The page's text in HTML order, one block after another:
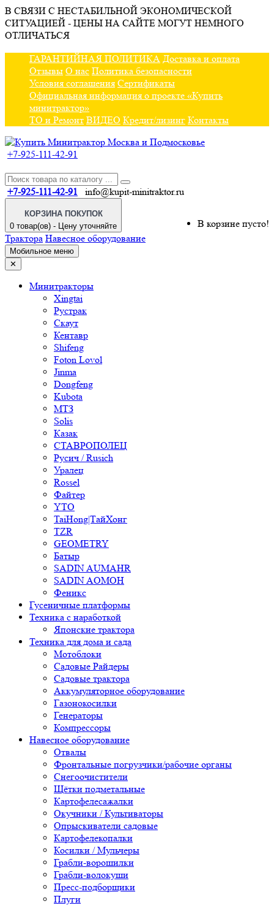
В СВЯЗИ С НЕСТАБИЛЬНОЙ ЭКОНОМИЧЕСКОЙ
СИТУАЦИЕЙ - ЦЕНЫ НА САЙТЕ МОГУТ НЕМНОГО
ОТЛИЧАТЬСЯ
ГАРАНТИЙНАЯ ПОЛИТИКА Доставка и оплата
Отзывы О нас Политика безопасности
Условия соглашения Сертификаты
Официальная информация о проекте «Купить
минитрактор»
ТО и Ремонт ВИДЕО Кредит/лизинг Контакты
+7-925-111-42-91
+7-925-111-42-91 info@kupit-minitraktor.ru
КОРЗИНА ПОКУПОК
0 товар(ов) - Цену уточняйте
В корзине пусто!
Трактора Навесное оборудование
Мобильное меню
✕
Минитракторы
Xingtai
Рустрак
Скаут
Кентавр
Shifeng
Foton Lovol
Jinma
Dongfeng
Kubota
МТЗ
Solis
Казак
СТАВРОПОЛЕЦ
Русич / Rusich
Уралец
Rossel
Файтер
YTO
TaiHong|ТайХонг
TZR
GEOMETRY
Батыр
SADIN AUMAHR
SADIN AOMOH
Феникс
Гусеничные платформы
Техника с наработкой
Японские трактора
Техника для дома и сада
Мотоблоки
Садовые Райдеры
Садовые трактора
Аккумуляторное оборудование
Газонокосилки
Генераторы
Компрессоры
Навесное оборудование
Отвалы
Фронтальные погрузчики/рабочие органы
Снегоочистители
Щётки подметальные
Картофелесажалки
Окучники / Культиваторы
Опрыскиватели садовые
Картофелекопалки
Косилки / Мульчеры
Грабли-ворошилки
Грабли-волокуши
Пресс-подборщики
Плуги